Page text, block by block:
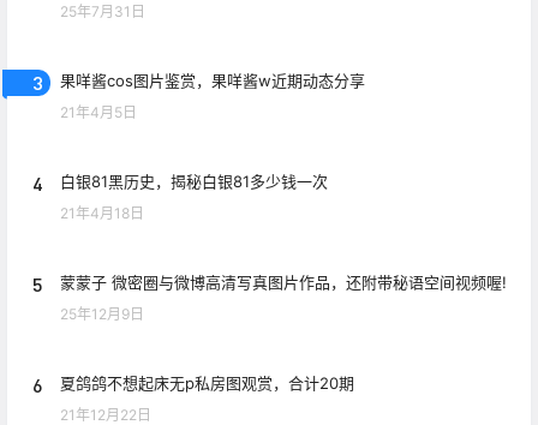
25年7月31日
3 果咩酱cos图片鉴赏，果咩酱w近期动态分享
21年4月5日
4 白银81黑历史，揭秘白银81多少钱一次
21年4月18日
5 蒙蒙子 微密圈与微博高清写真图片作品，还附带秘语空间视频喔!
25年12月9日
6 夏鸽鸽不想起床无p私房图观赏，合计20期
21年12月22日